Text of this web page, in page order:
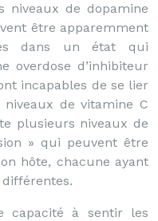
niveaux de dopamine
être apparemment
dans un état qui
overdose d’inhibiteur
incapables de se lier
de vitamine C
plusieurs niveaux de
» qui peuvent être
hôte, chacune ayant
capacité à sentir les